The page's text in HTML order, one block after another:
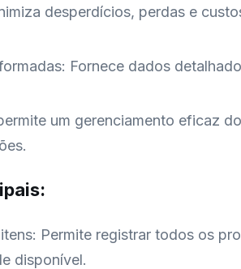
desperdícios, perdas e
Fornece dados
um gerenciamento eficaz
Permite registrar todos os
disponível.